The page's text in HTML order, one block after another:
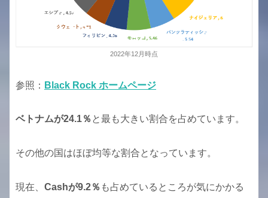
2022年12月時点
参照： Black Rock ホームページ
ベトナムが24.1％ と最も大きい割合を占めています。
その他の国はほぼ均等な割合となっています。
現在、 Cashが9.2％ も占めているところが気にかかる